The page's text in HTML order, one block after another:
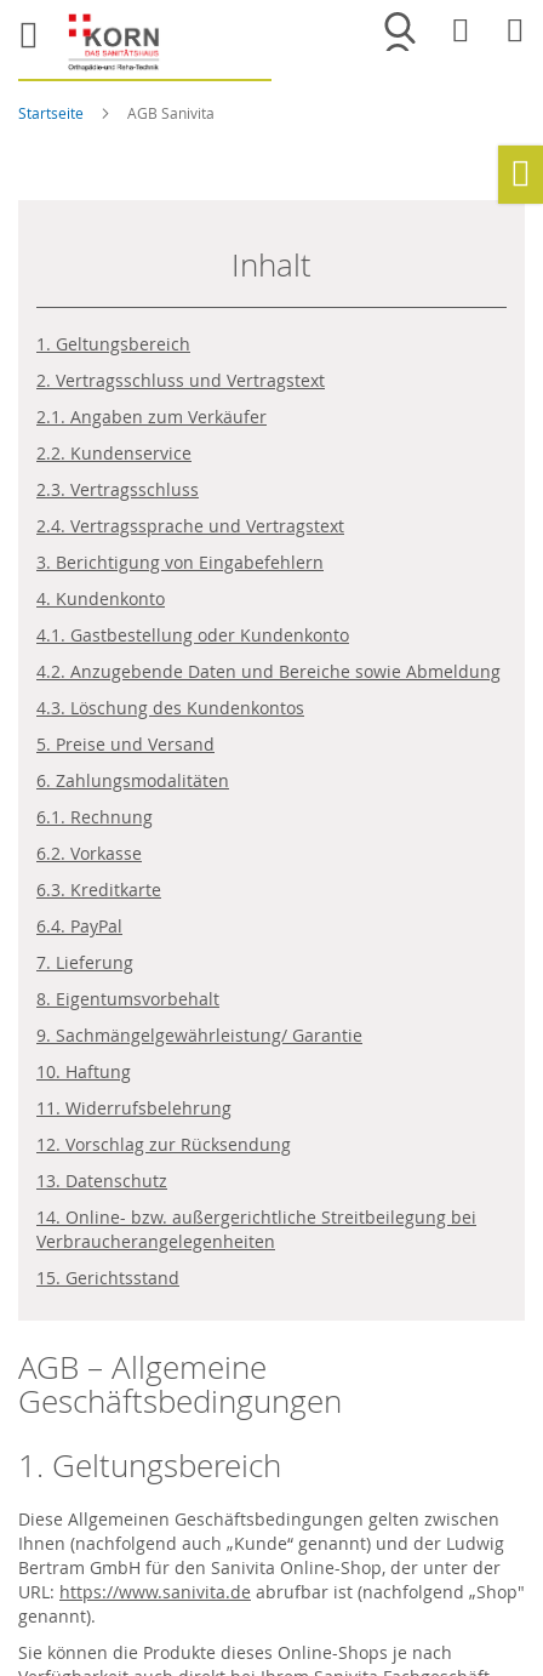
Merkliste
Startseite AGB Sanivita
AGB – Allgemeine
Geschäftsbedingungen
1. Geltungsbereich
Diese Allgemeinen Geschäftsbedingungen gelten zwischen
Ihnen (nachfolgend auch „Kunde“ genannt) und der Ludwig
Bertram GmbH für den Sanivita Online-Shop, der unter der
URL: https://www.sanivita.de abrufbar ist (nachfolgend „Shop"
genannt).
Sie können die Produkte dieses Online-Shops je nach
Inhalt
1. Geltungsbereich
2. Vertragsschluss und Vertragstext
2.1. Angaben zum Verkäufer
2.2. Kundenservice
2.3. Vertragsschluss
2.4. Vertragssprache und Vertragstext
3. Berichtigung von Eingabefehlern
4. Kundenkonto
4.1. Gastbestellung oder Kundenkonto
4.2. Anzugebende Daten und Bereiche sowie Abmeldung
4.3. Löschung des Kundenkontos
5. Preise und Versand
6. Zahlungsmodalitäten
6.1. Rechnung
6.2. Vorkasse
6.3. Kreditkarte
6.4. PayPal
7. Lieferung
8. Eigentumsvorbehalt
9. Sachmängelgewährleistung/ Garantie
10. Haftung
11. Widerrufsbelehrung
12. Vorschlag zur Rücksendung
13. Datenschutz
14. Online- bzw. außergerichtliche Streitbeilegung bei
Verbraucherangelegenheiten
15. Gerichtsstand